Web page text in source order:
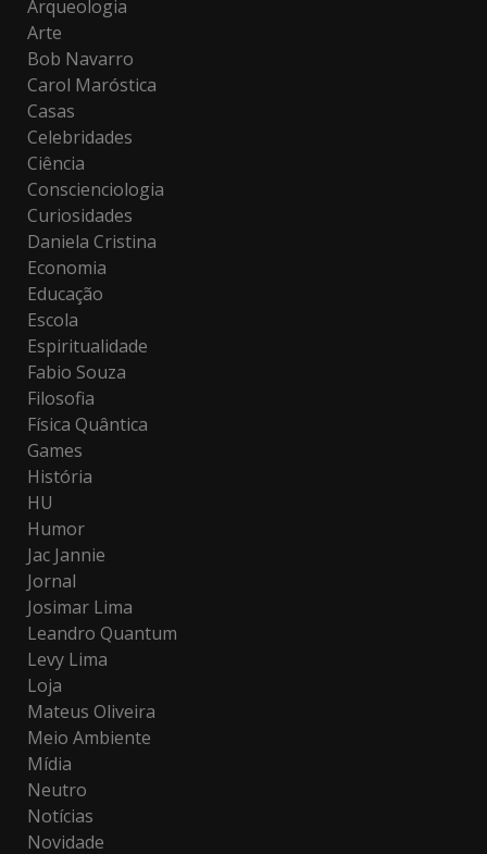
Arqueologia
Arte
Bob Navarro
Carol Maróstica
Casas
Celebridades
Ciência
Conscienciologia
Curiosidades
Daniela Cristina
Economia
Educação
Escola
Espiritualidade
Fabio Souza
Filosofia
Física Quântica
Games
História
HU
Humor
Jac Jannie
Jornal
Josimar Lima
Leandro Quantum
Levy Lima
Loja
Mateus Oliveira
Meio Ambiente
Mídia
Neutro
Notícias
Novidade